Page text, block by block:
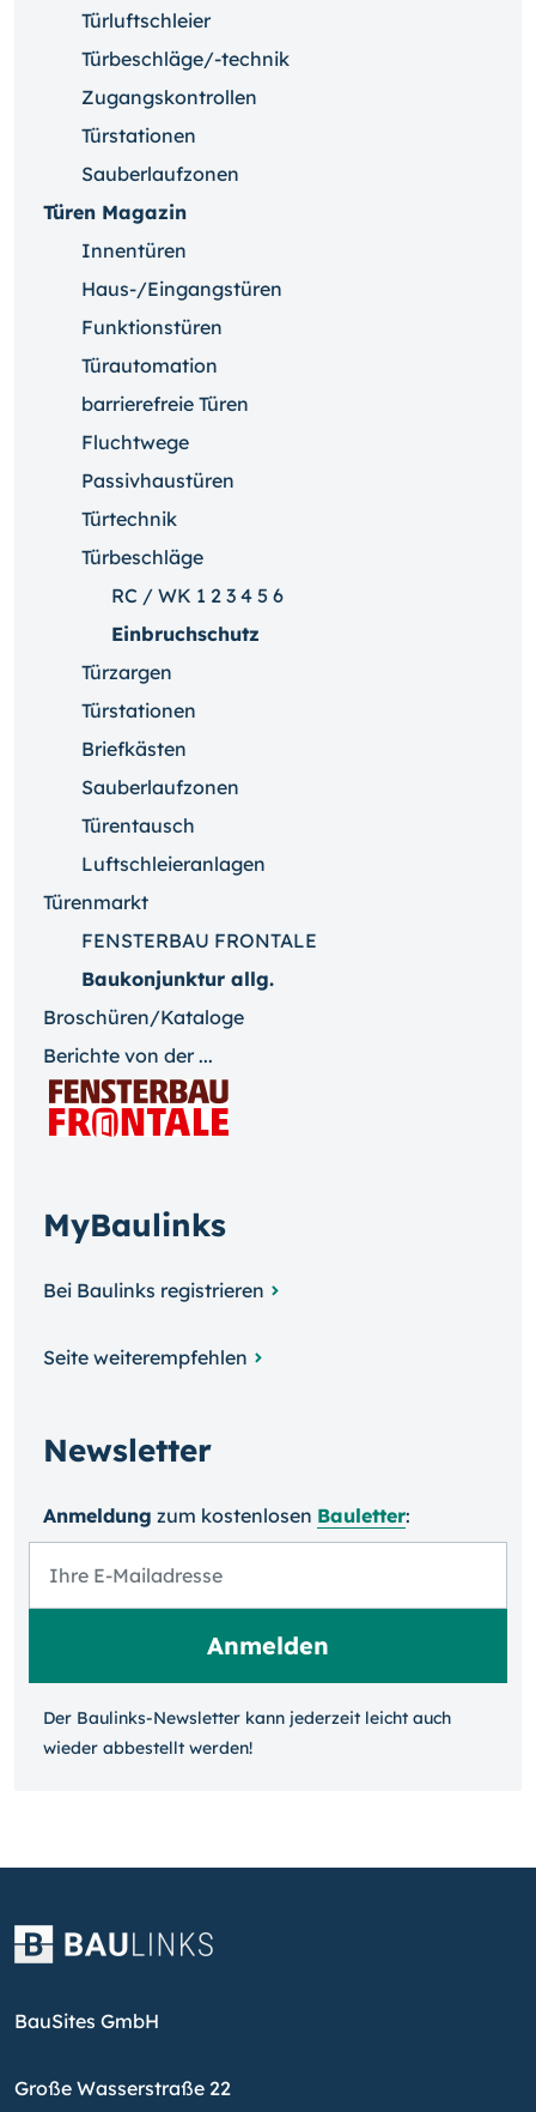
Türluftschleier
Türbeschläge/-technik
Zugangskontrollen
Türstationen
Sauberlaufzonen
Türen Magazin
Innentüren
Haus-/Eingangstüren
Funktionstüren
Türautomation
barrierefreie Türen
Fluchtwege
Passivhaustüren
Türtechnik
Türbeschläge
RC / WK 1 2 3 4 5 6
Einbruchschutz
Türzargen
Türstationen
Briefkästen
Sauberlaufzonen
Türentausch
Luftschleieranlagen
Türenmarkt
FENSTERBAU FRONTALE
Baukonjunktur allg.
Broschüren/Kataloge
Berichte von der ...
MyBaulinks
Bei Baulinks registrieren
Seite weiterempfehlen
Newsletter
Anmeldung zum kosten­losen Bauletter:
Der Baulinks-Newsletter kann jeder­zeit leicht auch
wieder ab­bestellt werden!
BauSites GmbH
Große Wasserstraße 22